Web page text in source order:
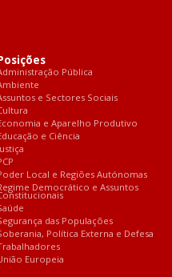
Pública
e Sectores Sociais
e Aparelho Produtivo
e Ciência
Local e Regiões Autónomas
Democrático e Assuntos
das Populações
Política Externa e Defesa
Europeia